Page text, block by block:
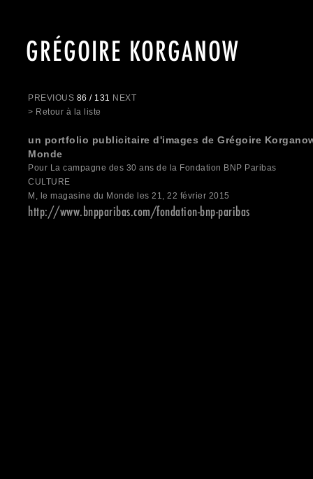
GRÉGOIRE KORGANOW
PREVIOUS 86 / 131 NEXT
> Retour à la liste
un portfolio publicitaire d'images de Grégoire
Monde
Pour La campagne des 30 ans de la Fondation BNP Paribas
CULTURE
M, le magasine du Monde les 21, 22 février 2015
http://www.bnpparibas.com/fondation-bnp-paribas